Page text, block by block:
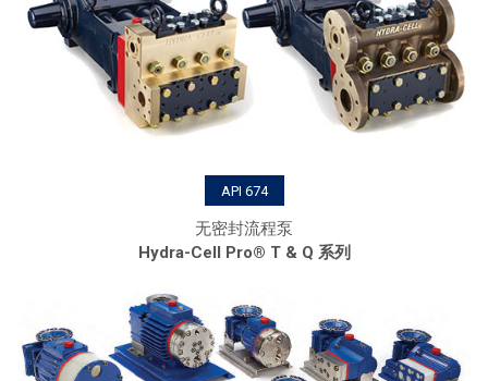
API 674
无密封流程泵
Hydra-Cell Pro® T & Q 系列